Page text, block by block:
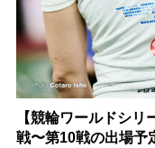
【競輪ワールドシ
戦〜第10戦の出場予